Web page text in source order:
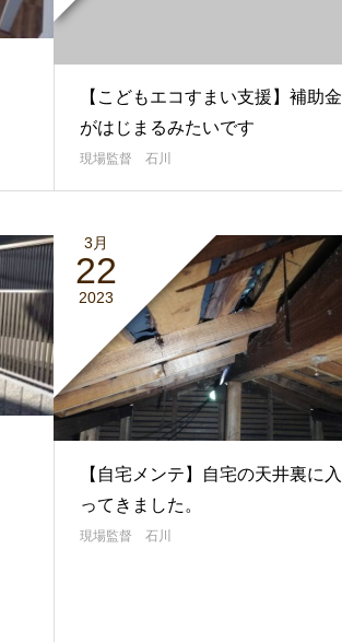
【こどもエコすまい支援】補助金
がはじまるみたいです
現場監督 石川
3月
22
2023
【自宅メンテ】自宅の天井裏に入
ってきました。
現場監督 石川